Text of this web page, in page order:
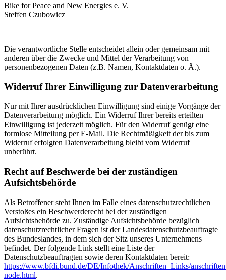
Bike for Peace and New Energies e. V.
Steffen Czubowicz
Die verantwortliche Stelle entscheidet allein oder gemeinsam mit
anderen über die Zwecke und Mittel der Verarbeitung von
personenbezogenen Daten (z.B. Namen, Kontaktdaten o. Ä.).
Widerruf Ihrer Einwilligung zur Datenverarbeitung
Nur mit Ihrer ausdrücklichen Einwilligung sind einige Vorgänge der
Datenverarbeitung möglich. Ein Widerruf Ihrer bereits erteilten
Einwilligung ist jederzeit möglich. Für den Widerruf genügt eine
formlose Mitteilung per E-Mail. Die Rechtmäßigkeit der bis zum
Widerruf erfolgten Datenverarbeitung bleibt vom Widerruf
unberührt.
Recht auf Beschwerde bei der zuständigen
Aufsichtsbehörde
Als Betroffener steht Ihnen im Falle eines datenschutzrechtlichen
Verstoßes ein Beschwerderecht bei der zuständigen
Aufsichtsbehörde zu. Zuständige Aufsichtsbehörde bezüglich
datenschutzrechtlicher Fragen ist der Landesdatenschutzbeauftragte
des Bundeslandes, in dem sich der Sitz unseres Unternehmens
befindet. Der folgende Link stellt eine Liste der
Datenschutzbeauftragten sowie deren Kontaktdaten bereit:
https://www.bfdi.bund.de/DE/Infothek/Anschriften_Links/
node.html.